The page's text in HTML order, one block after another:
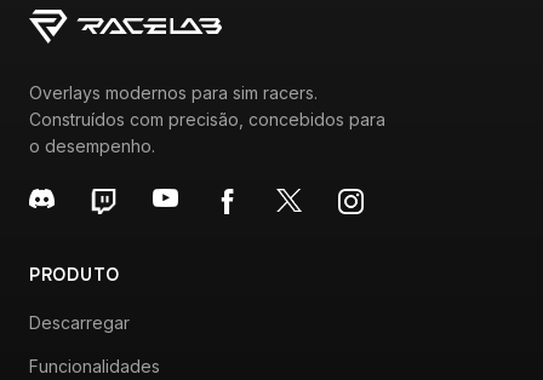
Overlays modernos para sim racers.
Construídos com precisão, concebidos para
o desempenho.
PRODUTO
Descarregar
Funcionalidades